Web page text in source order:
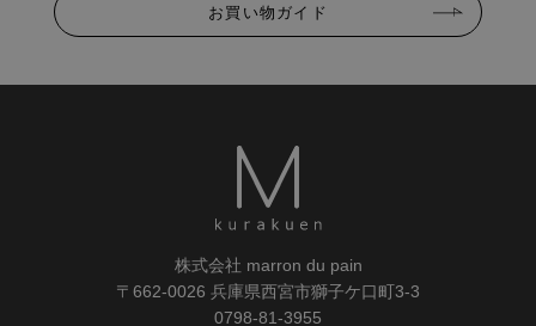
お買い物ガイド
株式会社 marron du pain
〒662-0026 兵庫県西宮市獅子ケ口町3-3
0798-81-3955